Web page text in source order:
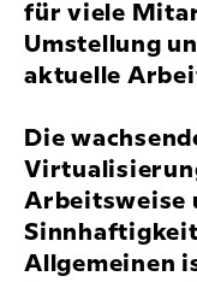
für viele
Umstellung
aktuelle
Die
Arbeitsweise
Allgemeinen